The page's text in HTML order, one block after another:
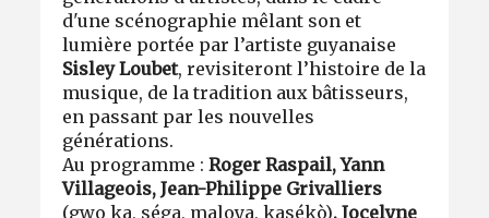
d'une scénographie mêlant son et
lumière portée par l’artiste guyanaise
Sisley Loubet, revisiteront l’histoire de la
musique, de la tradition aux bâtisseurs,
en passant par les nouvelles
générations.
Au programme :Roger Raspail, Yann
Villageois, Jean-Philippe Grivalliers
(gwo ka, séga, maloya, kasékò), Jocelyne